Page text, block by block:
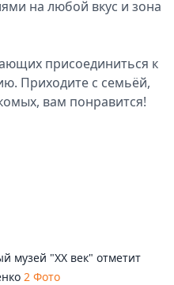
на любой вкус и зона
присоединиться к
Приходите с семьёй,
вам понравится!
музей "ХХ век" отметит
2 Фото